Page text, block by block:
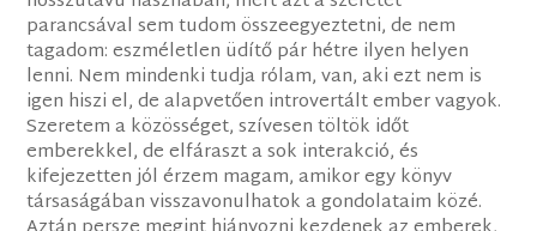
parancsával sem tudom összeegyeztetni, de nem
tagadom: eszméletlen üdítő pár hétre ilyen helyen
lenni. Nem mindenki tudja rólam, van, aki ezt nem is
igen hiszi el, de alapvetően introvertált ember vagyok.
Szeretem a közösséget, szívesen töltök időt
emberekkel, de elfáraszt a sok interakció, és
kifejezetten jól érzem magam, amikor egy könyv
társaságában visszavonulhatok a gondolataim közé.